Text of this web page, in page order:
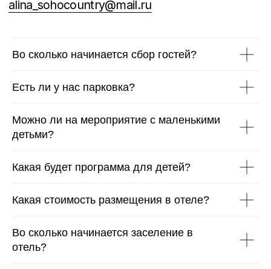
Во сколько начинается сбор гостей?
Есть ли у нас парковка?
Можно ли на мероприятие с маленькими
детьми?
Какая будет программа для детей?
Какая стоимость размещения в отеле?
Во сколько начинается заселение в
отель?